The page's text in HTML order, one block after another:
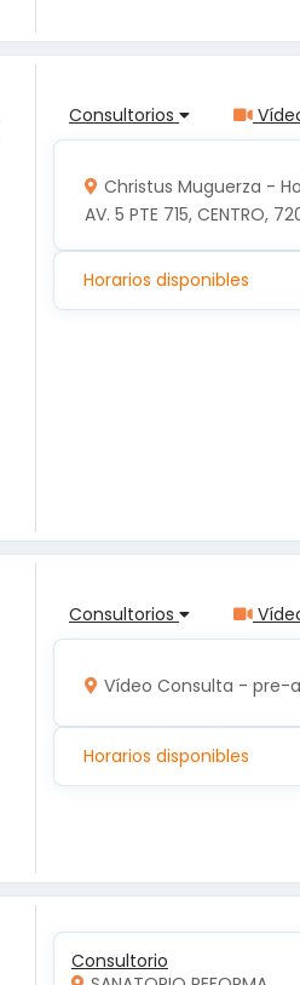
Consultorios
Christus Muguerza -
AV. 5 PTE 715, CENTRO,
Horarios disponibles
Consultorios
Vídeo Consulta - pre-
Horarios disponibles
Consultorio